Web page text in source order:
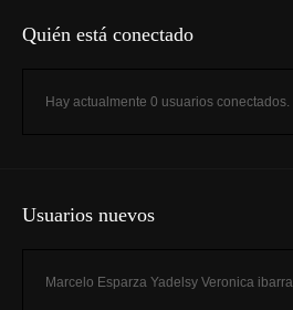
Quién está conectado
Hay actualmente 0 usuarios conectados.
Usuarios nuevos
Marcelo Esparza Yadelsy Veronica ibarra